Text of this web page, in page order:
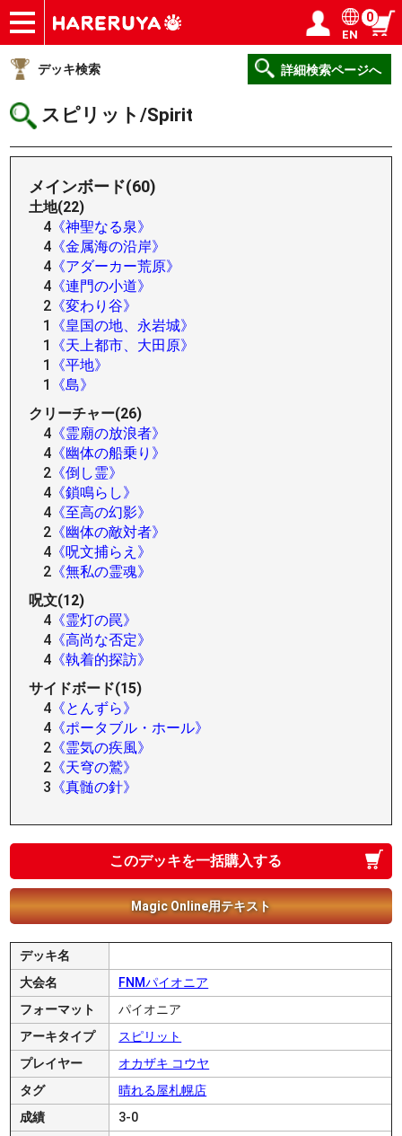
ショップ
買取
記事
デッキ検索
デッキ構築
選手一覧
店舗一覧
イベント
ヘルプ
お問い合わせ ログイン／会員登録
EN
0
デッキ検索 詳細検索ページへ
スピリット/Spirit
メインボード(60)
土地(22)
4 《神聖なる泉》
4 《金属海の沿岸》
4 《アダーカー荒原》
4 《連門の小道》
2 《変わり谷》
1
《皇国の地、永岩城》
1
《天上都市、大田原》
1
《平地》
1
《島》
クリーチャー(26)
4 《霊廟の放浪者》
4 《幽体の船乗り》
2 《倒し霊》
4 《鎖鳴らし》
4 《至高の幻影》
2 《幽体の敵対者》
4 《呪文捕らえ》
2 《無私の霊魂》
呪文(12)
4 《霊灯の罠》
4 《高尚な否定》
4 《執着的探訪》
サイドボード(15)
4 《とんずら》
4 《ポータブル・ホール》
2 《霊気の疾風》
2 《天穹の鷲》
3 《真髄の針》
このデッキを一括購入する
Magic Online用テキスト
デッキ名
大会名
FNMパイオニア
フォーマット
パイオニア
アーキタイプ
スピリット
プレイヤー
オカザキ コウヤ
タグ
晴れる屋札幌店
成績
3-0